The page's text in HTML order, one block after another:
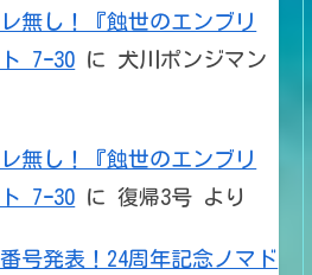
レ無し！『蝕世のエンブリ
7ｰ30 に 犬川ポンジマン
レ無し！『蝕世のエンブリ
7ｰ30 に復帰3号 より
番号発表！24周年記念ノマド